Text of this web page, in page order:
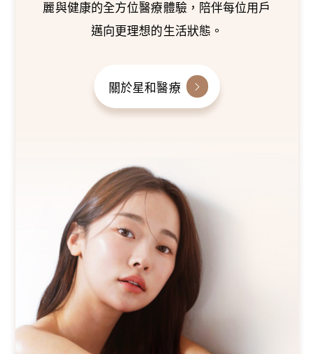
麗與健康的全方位醫療體驗，陪伴每位用戶
邁向更理想的生活狀態。
關於星和醫療